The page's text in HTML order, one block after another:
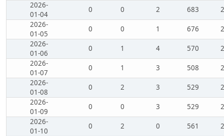
2026-
01-04
0 0 2 683
2026-
01-05
0 0 1 676
2026-
01-06
0 1 4 570
2026-
01-07
0 1 3 508
2026-
01-08
0 2 3 529
2026-
01-09
0 0 3 529
2026-
01-10
0 2 0 561